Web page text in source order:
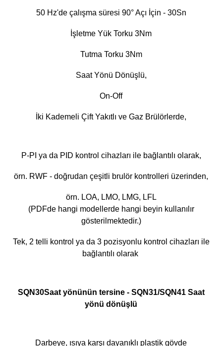
50 Hz'de çalışma süresi 90° Açı İçin - 30Sn
İşletme Yük Torku 3Nm
Tutma Torku 3Nm
Saat Yönü Dönüşlü,
On-Off
İki Kademeli Çift Yakıtlı ve Gaz Brülörlerde,
P-PI ya da PID kontrol cihazları ile bağlantılı olarak,
örn. RWF - doğrudan çeşitli brulör kontrolleri üzerinden,
örn. LOA, LMO, LMG, LFL
(PDFde hangi modellerde hangi beyin kullanılır
gösterilmektedir.)
Tek, 2 telli kontrol ya da 3 pozisyonlu kontrol cihazları ile
bağlantılı olarak
SQN30Saat yönünün tersine- SQN31/SQN41 Saat
yönü dönüşlü
Darbeye, ısıya karşı dayanıklı plastik gövde